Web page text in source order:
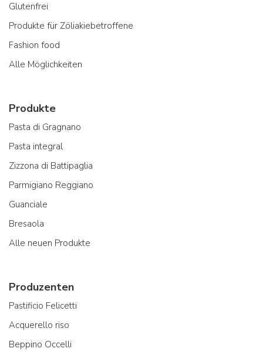
Glutenfrei
Produkte für Zöliakiebetroffene
Fashion food
Alle Möglichkeiten
Produkte
Pasta di Gragnano
Pasta integral
Zizzona di Battipaglia
Parmigiano Reggiano
Guanciale
Bresaola
Alle neuen Produkte
Produzenten
Pastificio Felicetti
Acquerello riso
Beppino Occelli